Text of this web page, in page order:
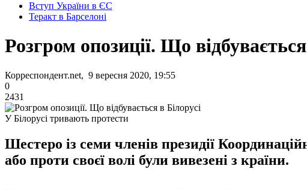
Вступ України в ЄС
Теракт в Барселоні
Розгром опозиції. Що
Корреспондент.net, 9 вересня 2020, 19:55
0
2431
У Білорусі тривають протести
Шестеро із семи членів президії
або проти своєї волі були вивезені з країни.